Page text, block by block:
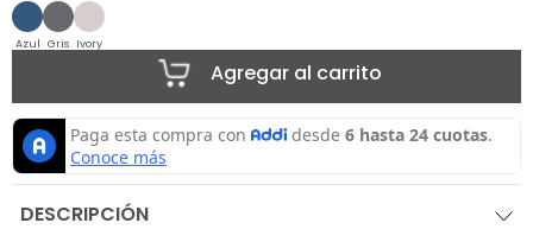
Azul Gris Ivory
Agregar al carrito
DESCRIPCIÓN